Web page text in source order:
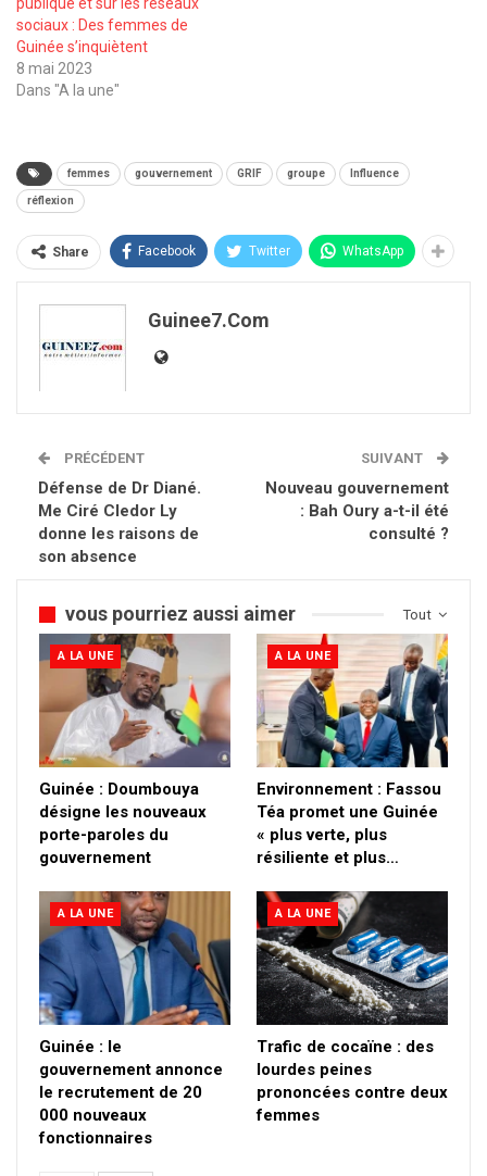
publique et sur les réseaux
sociaux : Des femmes de
Guinée s’inquiètent
8 mai 2023
Dans "A la une"
femmes gouvernement GRIF groupe Influence
réflexion
Share Facebook Twitter WhatsApp
Guinee7.com
PRÉCÉDENT
Défense de Dr Diané.
Me Ciré Cledor Ly
donne les raisons de
son absence
SUIVANT
Nouveau gouvernement
: Bah Oury a-t-il été
consulté ?
Tout
vous pourriez aussi aimer
A LA UNE
Guinée : Doumbouya
désigne les nouveaux
porte-paroles du
gouvernement
A LA UNE
Environnement : Fassou
Téa promet une Guinée
« plus verte, plus
résiliente et plus…
A LA UNE
Guinée : le
gouvernement annonce
le recrutement de 20
000 nouveaux
fonctionnaires
A LA UNE
Trafic de cocaïne : des
lourdes peines
prononcées contre deux
femmes